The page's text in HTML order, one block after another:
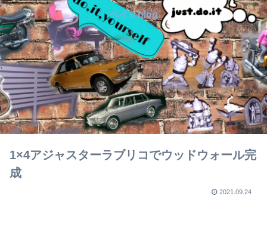
ペイＣblog
1×4アジャスターラブリコでウッドウォール完
成
2021.09.24